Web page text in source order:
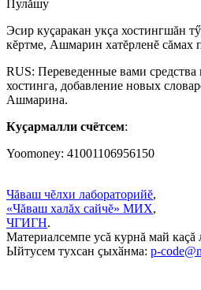
Пулăшу
Эсир куçаракан укçа хостингшăн
кĕртме, Ашмарин хатĕрленĕ сăмах
RUS: Переведенные вами средства
хостинга, добавление новых
Ашмарина.
Куçармалли счётсем:
Yoomoney: 41001106956150
Чăваш чĕлхи лабораторийĕ,
«Чăваш халăх сайчĕ» МИХ,
ЧГИГН.
Материалсемпе усă курнă май каçă
Ыйтусем тухсан ҫыхӑнма: p-